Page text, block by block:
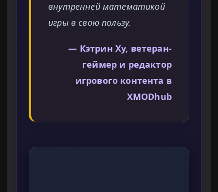
внутренней математикой
игры в свою пользу.
— Кэтрин Ху, ветеран-
геймер и редактор
игрового контента в
XMODhub